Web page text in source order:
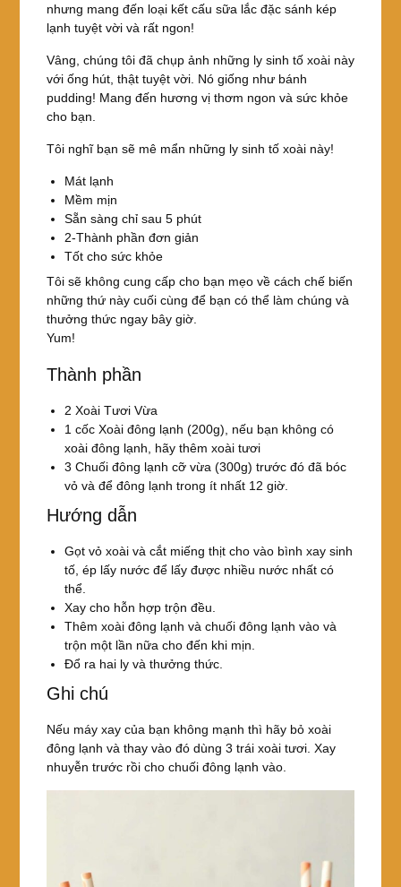
nhưng mang đến loại kết cấu sữa lắc đặc sánh kép
lạnh tuyệt vời và rất ngon!
Vâng, chúng tôi đã chụp ảnh những ly sinh tố xoài này
với ống hút, thật tuyệt vời. Nó giống như bánh
pudding! Mang đến hương vị thơm ngon và sức khỏe
cho bạn.
Tôi nghĩ bạn sẽ mê mẩn những ly sinh tố xoài này!
Mát lạnh
Mềm mịn
Sẵn sàng chỉ sau 5 phút
2-Thành phần đơn giản
Tốt cho sức khỏe
Tôi sẽ không cung cấp cho bạn mẹo về cách chế biến
những thứ này cuối cùng để bạn có thể làm chúng và
thưởng thức ngay bây giờ.
Yum!
Thành phần
2 Xoài Tươi Vừa
1 cốc Xoài đông lạnh (200g), nếu bạn không có
xoài đông lạnh, hãy thêm xoài tươi
3 Chuối đông lạnh cỡ vừa (300g) trước đó đã bóc
vỏ và để đông lạnh trong ít nhất 12 giờ.
Hướng dẫn
Gọt vỏ xoài và cắt miếng thịt cho vào bình xay sinh
tố, ép lấy nước để lấy được nhiều nước nhất có
thể.
Xay cho hỗn hợp trộn đều.
Thêm xoài đông lạnh và chuối đông lạnh vào và
trộn một lần nữa cho đến khi mịn.
Đổ ra hai ly và thưởng thức.
Ghi chú
Nếu máy xay của bạn không mạnh thì hãy bỏ xoài
đông lạnh và thay vào đó dùng 3 trái xoài tươi. Xay
nhuyễn trước rồi cho chuối đông lạnh vào.